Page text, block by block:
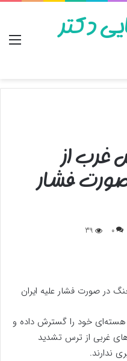
دکتر
غرب از
فشار
0
39
صورت فشار علیه ایران
هسته‌ای خود را گسترش داده و
غربی از ترس تشدید
ندارند.